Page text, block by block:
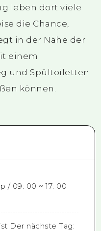
leben dort viele
die Chance,
in der Nähe der
einem
und Spültoiletten
können.
/ 09: 00 ~ 17: 00
Der nächste Tag: